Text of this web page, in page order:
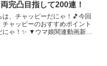
完凸目指して200連！
は、チャッピーだにゃ！🎵今回
チャッピーのおすすめポイント
にゃ！✨ ▼ウマ娘関連動画新シ